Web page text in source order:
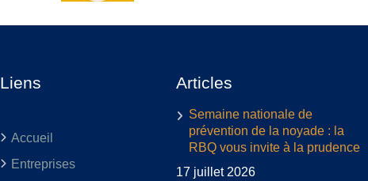
Liens
Accueil
Entreprises
Articles
Semaine nationale de
prévention de la noyade : la
RBQ vous invite à la prudence
17 juillet 2026